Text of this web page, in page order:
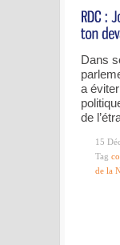
Dans
a
de
15
Tag
de la